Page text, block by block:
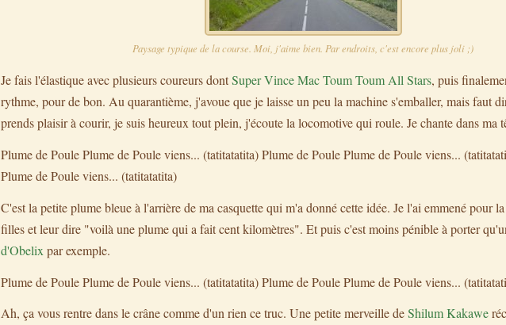
Paysage typique de la course. Moi, j'aime bien. Par endroits, c'est encore plus joli ;)
Je fais l'élastique avec plusieurs coureurs dontSuper Vince Mac Toum Toum All Stars, puis
rythme, pour de bon. Au quarantième, j'avoue que je laisse un peu la machine s'emballer, mais faut
prends plaisir à courir, je suis heureux tout plein, j'écoute la locomotive qui roule. Je chante dans ma
Plume de Poule Plume de Poule viens... (tatitatatita) Plume de Poule Plume de Poule viens...
Plume de Poule viens... (tatitatatita)
C'est la petite plume bleue à l'arrière de ma casquette qui m'a donné cette idée. Je l'ai emmené pour
filles et leur dire "voilà une plume qui a fait cent kilomètres". Et puis c'est moins pénible à porter
d'Obelix par exemple.
Plume de Poule Plume de Poule viens... (tatitatatita) Plume de Poule Plume de Poule viens...
Ah, ça vous rentre dans le crâne comme d'un rien ce truc. Une petite merveille deShilum Kakawe